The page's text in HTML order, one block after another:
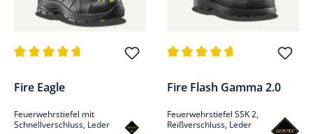
Fire Eagle
Feuerwehrstiefel mit
Schnellverschluss, Leder
Fire Flash Gamma 2.0
Feuerwehrstiefel SSK 2,
Reißverschluss, Leder